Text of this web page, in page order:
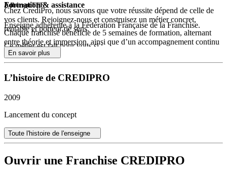
Chez CrediPro, nous savons que votre réussite dépend de celle de
vos clients. Rejoignez-nous et construisez un métier concret,
rentable et porteur de sens.
Ce métier est fait pour vous si :
Vous aimez le contact, la négociation et les défis.
Vous voulez un métier concret avec un impact local.
Vous cherchez un équilibre entre liberté et sécurité.
»
Plus de 130 partenaires bancaires
89 % d’accords obtenus en 2024
Adhérent FFF
Enseigne adhérente à la Fédération Française de la Franchise.
Formation & assistance
Chaque franchisé bénéficie de 5 semaines de formation, alternant
entre théorie et immersion, ainsi que d’un accompagnement continu
grâce aux services supports de CrediPro (commercial, informatique,
marketing, etc.).
Par ailleurs, un animateur réseau, expérimenté sur les métiers du
questions de chaque franchisé.
En savoir plus
L’histoire de CREDIPRO
2009
Lancement du concept
Toute l'histoire de l'enseigne
Ouvrir une Franchise CREDIPRO